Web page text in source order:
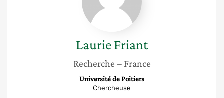
LaurieFriant
Recherche – France
Université de Poitiers
Chercheuse